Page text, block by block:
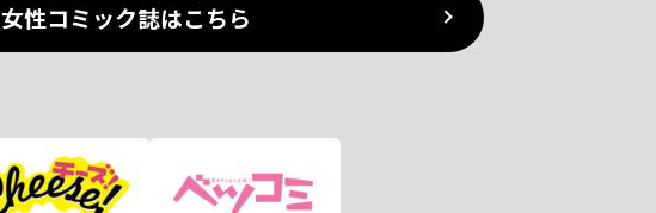
女性コミック誌はこちら